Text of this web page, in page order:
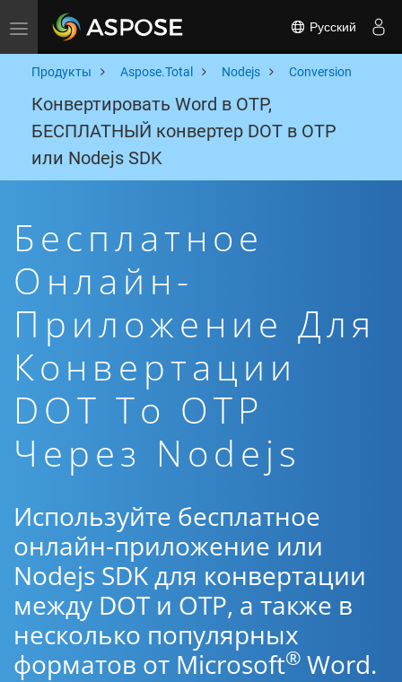
Toggle navigation Русский
Продукты Aspose.Total Nodejs Conversion
Конвертировать Word в OTP,
БЕСПЛАТНЫЙ конвертер DOT в OTP
или Nodejs SDK
Бесплатное
Онлайн-
Приложение Для
Конвертации
DOT To OTP
Через Nodejs
Используйте бесплатное
онлайн-приложение или
Nodejs SDK для конвертации
между DOT и OTP, а также в
несколько популярных
форматов от Microsoft® Word.